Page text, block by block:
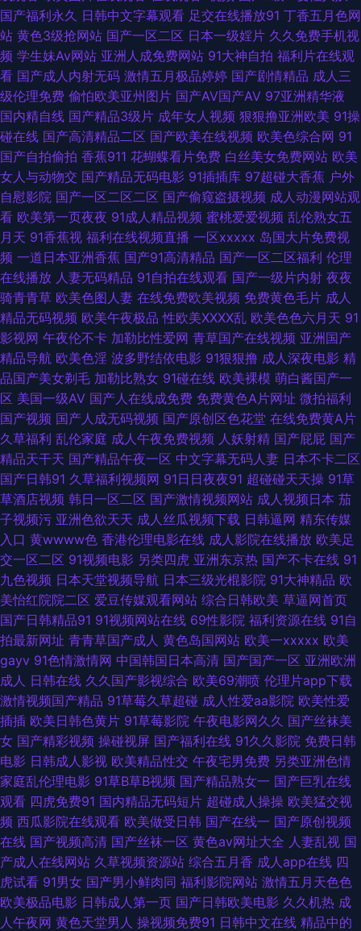
屄网导航 激情综合色情 欧美性色网 午夜寂寞老司机 亚洲色情一二区 91自都
在线 99这里 国产AB高清 老湿影院V48 欧美亚洲 影音先锋色情电影 超碰在
线中文 精品一欧美一综合 久热这里 日本女V素人妻 91国产精选优质 国产乱
轮久久 老司机亚洲 人妖射精视频 91黄色软件 成人黄色网 韩国激情网 老司机
大香蕉 日韩123AV 日韩精品第三页 AV操逼网 成人韩国在线看A 欧美性爱18
五月天色婷姐 伊人韩国操 av激情片 超碰熟女 www污91 欧美草逼网 日本成
人大片 亚洲日逼视频 91秒拍网 91网页在线看 大香蕉少妇 韩国三级片小视频
青青草原福利网 超碰人人草人人干 天天干精品 2026在线h网 91在线观看原
创 国产国产 九九伊人av 日韩久久推油 午夜AV导航在线 91美眉网 超碰毛片
国产黑料 亚洲天堂视频网 97视频国产 大香蕉草木狼人 精品视频 欧美丝袜人
妖 五月婷婷影院 亚洲欧美ts热舞 97干在线视频 大香蕉伊人粉红 美女搞逼 欧
美胖老太BβW 人操人碰 综合激情av 91资源站 A片网扯 国产精品美女av 欧
美性V 熟女91 在线观看伦理 91欧美色色 A级无毛 久草资源在线视频 欧美激
情28p 三级网站 91传媒免费看 91免费看片白丝 豆花日韩精品 黄色视频网址
大全 男人色导航 人妖手慰网站 午夜视频97 91破解网官网 少妇在线导航社区
国产51视频 欧美性生话 深夜浮力视频 五月丁香婷婷天堂 国产精品51 国产激
情综合一区 香焦网站 AV新入口 成人在线69 日韩有码另类精品 亚洲综合日
韩在线 97超碰在线人人 91九色熟女泻火 国产精品怕怕视频 五月天大香蕉婷
91黄色视屏 91素人在线 97人人舔 岛国电影导航 精品视频资源 欧洲激情人妻
四虎影院欧美激情 伊人网成人在线 91国自在线播放 成人咪咪网 成人AV社区
影院 男女操视频网站 人人槽人人 伊人狠狠干 av天堂色情 户外露出 男人天
堂成人AV 欧洲诱惑影院 91fuli在线 AV天堂老司机 超碰碰碰aV 福利在线 海
角社区porn 探花女上位 91探花黄色视频 成人淫移在线观看 国产视频传媒色
国产福利永久 日韩中文字幕观看 足交在线播放91 丁香五月色网
站 黄色3级抢网站 国产一区二区 日本一级婬片 久久免费手机视
频 学生妹Av网站 亚洲人成免费网站 91大神自拍 福利片在线观
看 国产成人内射无码 激情五月极品婷婷 国产剧情精品 成人三
级伦理免费 偷怕欧美亚州图片 国产AV国产AV 97亚洲精华液
国内精自线 国产精品3级片 成年女人视频 狠狠撸亚洲欧美 91操
碰在线 国产高清精品二区 国产欧美在线视频 欧美色综合网 91
国产自拍偷拍 香蕉911 花蝴蝶看片免费 白丝美女免费网站 欧美
女人与动物交 国产精品无码电影 91插插库 97超碰大香蕉 户外
自慰影院 国产一区二区二区 国产偷窥盗摄视频 成人动漫网站观
看 欧美第一页夜夜 91成人精品视频 蜜桃爱爱视频 乱伦熟女五
月天 91香蕉视 福利在线视频直播 一区xxxxx 岛国大片免费视
频 一道日本亚洲香蕉 国产91高清精品 国产一区二区福利 伦理
在线播放 人妻无码精品 91自拍在线观看 国产一级片内射 夜夜
骑青青草 欧美色图人妻 在线免费欧美视频 免费黄色毛片 成人
精品无码视频 欧美午夜极品 性欧美ⅩⅩⅩⅩ乱 欧美色色六月天 91
影视网 午夜伦不卡 加勒比性爱网 青草国产在线视频 亚洲国产
精品导航 欧美色淫 波多野结依电影 91狠狠撸 成人深夜电影 精
品国产美女剃毛 加勒比熟女 91碰在线 欧美裸模 萌白酱国产一
区 美国一级AV 国产人在线成免费 免费黄色A片网址 微拍福利
国产视频 国产人成无码视频 国产原创区色花堂 在线免费黄A片
久草福利 乱伦家庭 成人午夜免费视频 人妖射精 国产屁屁 国产
精品天干天 国产精品午夜一区 中文字幕无码人妻 日本不卡二区
国产日韩91 久草福利视频网 91日日夜夜91 超碰碰天天操 91草
草酒店视频 韩日一区二区 国产激情视频网站 成人视频日本 茄
子视频污 亚洲色欲天天 成人丝瓜视频下载 日韩逼网 精东传媒
入口 黄wwww色 香港伦理电影在线 成人影院在线播放 欧美足
交一区二区 91视频电影 另类四虎 亚洲东京热 国产不卡在线 91
九色视频 日本天堂视频导航 日本三级光棍影院 91大神精品 欧
美怡红院院二区 爱豆传媒观看网站 综合日韩欧美 草逼网首页
国产日韩精品91 91视频网站在线 69性影院 福利资源在线 91自
拍最新网址 青青草国产成人 黄色岛国网站 欧美一xxxxx 欧美
gayv 91色情激情网 中国韩国日本高清 国产国产一区 亚洲欧洲
成人 日韩在线 久久国产影视综合 欧美69潮喷 伦理片app下载
激情视频国产精品 91草莓久草超碰 成人性爱aa影院 欧美性爱
插插 欧美日韩色黄片 91草莓影院 午夜电影网久久 国产丝袜美
女 国产精彩视频 操碰视屏 国产福利在线 91久久影院 免费日韩
电影 日韩成人影视 欧美精品性交 午夜宅男免费 另类亚洲色情
家庭乱伦理电影 91草B草B视频 国产精品熟女一 国产巨乳在线
观看 四虎免费91 国内精品无码短片 超碰成人操操 欧美猛交视
频 西瓜影院在线观看 欧美做受日韩 国产在线一 国产原创视频
在线 国产视频高清 国产丝袜一区 黄色av网址大全 人妻乱视 国
产成人在线网站 久草视频资源站 综合五月香 成人app在线 四
虎试看 91男女 国产男小鲜肉同 福利影院网站 激情五月天色色
欧美极品电影 日韩成人第一页 国产日韩欧美电影 久久机热 成
人午夜网 黄色天堂男人 操视频免费91 日韩中文在线 精品中的